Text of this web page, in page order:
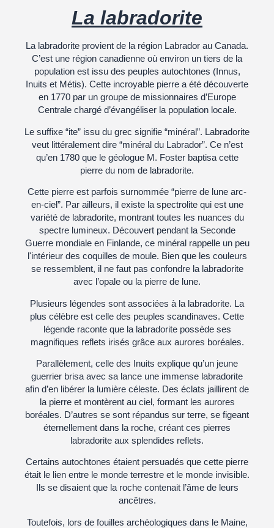
La labradorite
La labradorite provient de la région Labrador au Canada.
C’est une région canadienne où environ un tiers de la
population est issu des peuples autochtones (Innus,
Inuits et Métis). Cette incroyable pierre a été découverte
en 1770 par un groupe de missionnaires d’Europe
Centrale chargé d’évangéliser la population locale.
Le suffixe “ite” issu du grec signifie “minéral”. Labradorite
veut littéralement dire “minéral du Labrador”. Ce n’est
qu’en 1780 que le géologue M. Foster baptisa cette
pierre du nom de labradorite.
Cette pierre est parfois surnommée “pierre de lune arc-
en-ciel”. Par ailleurs, il existe la spectrolite qui est une
variété de labradorite, montrant toutes les nuances du
spectre lumineux. Découvert pendant la Seconde
Guerre mondiale en Finlande, ce minéral rappelle un peu
l'intérieur des coquilles de moule. Bien que les couleurs
se ressemblent, il ne faut pas confondre la labradorite
avec l’opale ou la pierre de lune.
Plusieurs légendes sont associées à la labradorite. La
plus célèbre est celle des peuples scandinaves. Cette
légende raconte que la labradorite possède ses
magnifiques reflets irisés grâce aux aurores boréales.
Parallèlement, celle des Inuits explique qu’un jeune
guerrier brisa avec sa lance une immense labradorite
afin d’en libérer la lumière céleste. Des éclats jaillirent de
la pierre et montèrent au ciel, formant les aurores
boréales. D’autres se sont répandus sur terre, se figeant
éternellement dans la roche, créant ces pierres
labradorite aux splendides reflets.
Certains autochtones étaient persuadés que cette pierre
était le lien entre le monde terrestre et le monde invisible.
Ils se disaient que la roche contenait l’âme de leurs
ancêtres.
Toutefois, lors de fouilles archéologiques dans le Maine,